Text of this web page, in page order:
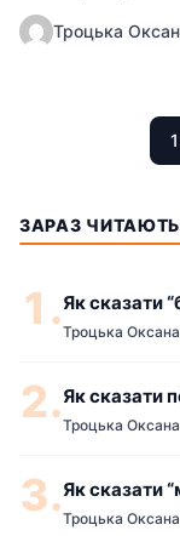
позиції…
Троцька
1
ЗАРАЗ ЧИТАЮТЬ
1.Як сказати
Троцька Оксана
2.Як сказати
Троцька Оксана
3.Як сказати
Троцька Оксана